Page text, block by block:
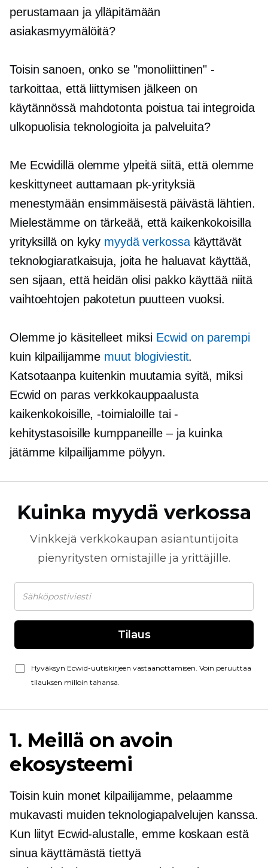
perustamaan ja ylläpitämään
asiakasmyymälöitä?
Toisin sanoen, onko se "monoliittinen" -
tarkoittaa, että liittymisen jälkeen on
käytännössä mahdotonta poistua tai integroida
ulkopuolisia teknologioita ja palveluita?
Me Ecwidillä olemme ylpeitä siitä, että olemme
keskittyneet auttamaan pk-yrityksiä
menestymään ensimmäisestä päivästä lähtien.
Mielestämme on tärkeää, että kaikenkokoisilla
yrityksillä on kyky myydä verkossakäyttävät
teknologiaratkaisuja, joita he haluavat käyttää,
sen sijaan, että heidän olisi pakko käyttää niitä
vaihtoehtojen pakotetun puutteen vuoksi.
Olemme jo käsitelleet miksi Ecwid on parempi
kuin kilpailijamme muut blogiviestit.
Katsotaanpa kuitenkin muutamia syitä, miksi
Ecwid on paras verkkokauppaalusta
kaikenkokoisille, -toimialoille tai -
kehitystasoisille kumppaneille – ja kuinka
jätämme kilpailijamme pölyyn.
Kuinka myydä verkossa
Vinkkejä verkkokaupan asiantuntijoita
pienyritysten omistajille ja yrittäjille.
Tilaus
Hyväksyn Ecwid-uutiskirjeen vastaanottamisen. Voin peruuttaa
tilauksen milloin tahansa.
1. Meillä on avoin
ekosysteemi
Toisin kuin monet kilpailijamme, pelaamme
mukavasti muiden teknologiapalvelujen kanssa.
Kun liityt Ecwid-alustalle, emme koskaan estä
sinua käyttämästä tiettyä